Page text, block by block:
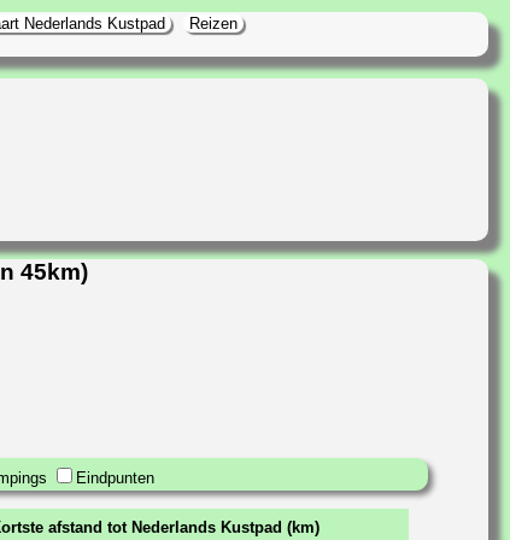
Nederlands Kustpad
Reizen
45km)
Eindpunten
afstand tot Nederlands Kustpad (km)